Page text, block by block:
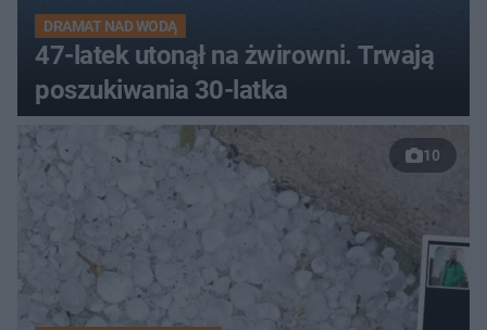
DRAMAT NAD WODĄ
47-latek utonął na żwirowni. Trwają
poszukiwania 30-latka
10